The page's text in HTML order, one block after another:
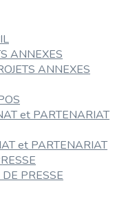
ANNEXES
ANNEXES
et PARTENARIAT
et PARTENARIAT
PRESSE